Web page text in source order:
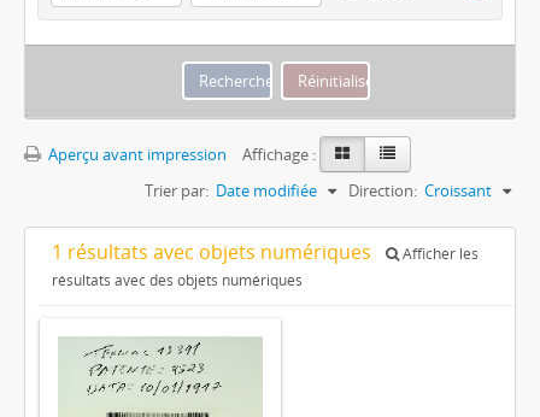
Aperçu avant impression
Affichage :
Trier par: Date modifiée Direction: Croissant
1 résultats avec objets numériques
Afficher les
résultats avec des objets numériques